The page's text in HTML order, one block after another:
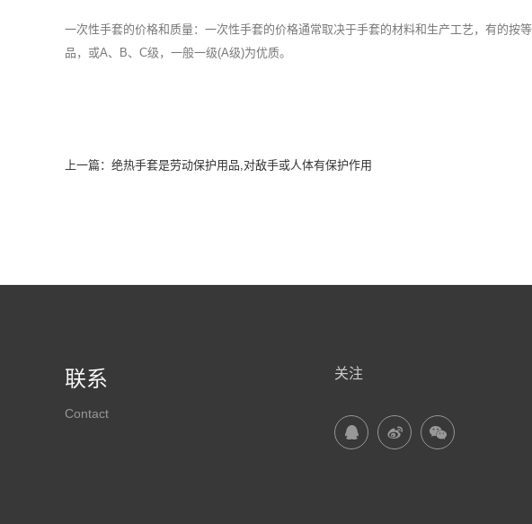
一次性手套的价格和质量： 一次性手套的价格通常取决于手套的材料和生产工艺，有的按
品，或A、B、C级，一般一级(A级)为优质。
上一篇： 绝热手套是劳动保护用品,对敌手或人体有保护作用
联系
Contact
关注